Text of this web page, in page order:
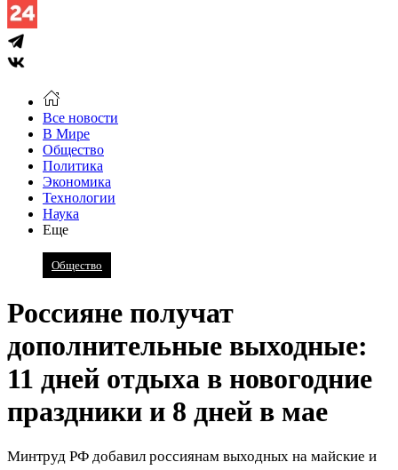
Все новости
В Мире
Общество
Политика
Экономика
Технологии
Наука
Еще
Общество
Россияне получат
дополнительные выходные:
11 дней отдыха в новогодние
праздники и 8 дней в мае
Минтруд РФ добавил россиянам выходных на майские и